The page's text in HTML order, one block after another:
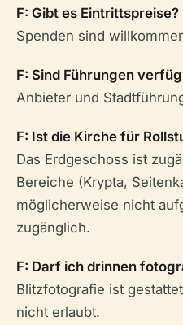
F: Gibt es Eintrittspreise?
Spenden sind
F: Sind Führungen
Anbieter und
F: Ist die Kirche für
Das Erdgeschoss ist
Bereiche (Krypta,
möglicherweise nicht
zugänglich.
F: Darf ich drinnen
Blitzfotografie ist
nicht erlaubt.